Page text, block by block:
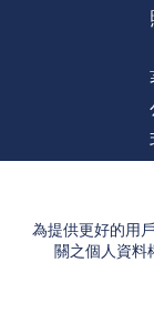
為提供更好的用
關之個人資料